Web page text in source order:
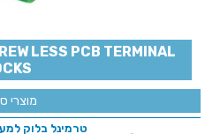
LESS PCB TERMINAL
מוצרי